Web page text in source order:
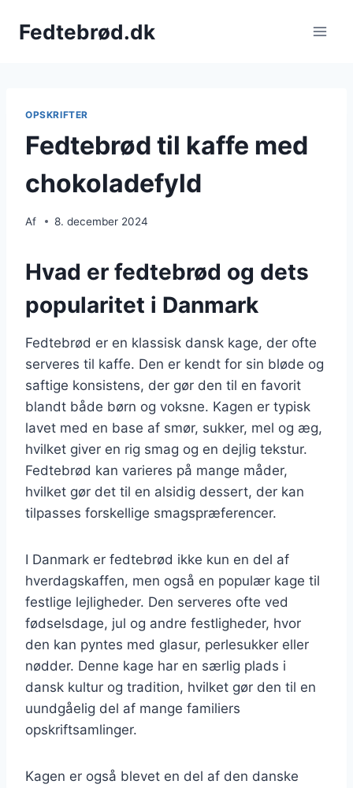
Fedtebrød.dk
OPSKRIFTER
Fedtebrød til kaffe med
chokoladefyld
Af 8. december 2024
Hvad er fedtebrød og dets
popularitet i Danmark
Fedtebrød er en klassisk dansk kage, der ofte
serveres til kaffe. Den er kendt for sin bløde og
saftige konsistens, der gør den til en favorit
blandt både børn og voksne. Kagen er typisk
lavet med en base af smør, sukker, mel og æg,
hvilket giver en rig smag og en dejlig tekstur.
Fedtebrød kan varieres på mange måder,
hvilket gør det til en alsidig dessert, der kan
tilpasses forskellige smagspræferencer.
I Danmark er fedtebrød ikke kun en del af
hverdagskaffen, men også en populær kage til
festlige lejligheder. Den serveres ofte ved
fødselsdage, jul og andre festligheder, hvor
den kan pyntes med glasur, perlesukker eller
nødder. Denne kage har en særlig plads i
dansk kultur og tradition, hvilket gør den til en
uundgåelig del af mange familiers
opskriftsamlinger.
Kagen er også blevet en del af den danske